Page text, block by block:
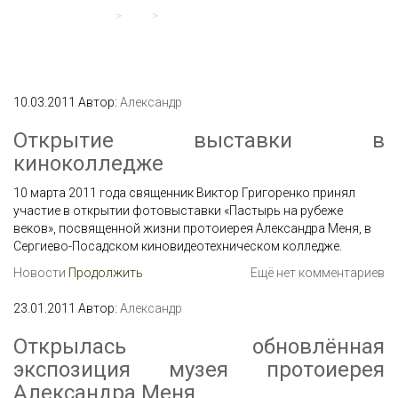
> >
10.03.2011 Автор: Александр
Открытие выставки в
киноколледже
10 марта 2011 года священник Виктор Григоренко принял
участие в открытии фотовыставки «Пастырь на рубеже
веков», посвященной жизни протоиерея Александра Меня, в
Сергиево-Посадском киновидеотехническом колледже.
Новости
Ещё нет комментариев
Продолжить
23.01.2011 Автор: Александр
Открылась обновлённая
экспозиция музея протоиерея
Александра Меня